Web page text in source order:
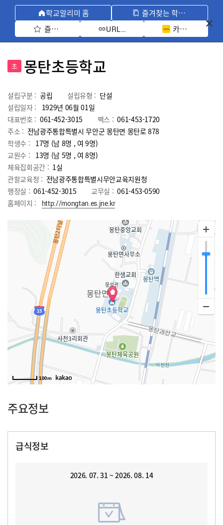
학교알리미 홈
즐겨찾는 학교 모아보기
즐겨찾기 선택
URL 복사 카카오톡 공유
초 몽탄초등학교
설립구분 : 공립 설립유형 : 단설
설립일자 :
1929년 06월 01일
대표번호 : 061-452-3015 팩스 : 061-453-1720
주소 : 전남광주통합특별시 무안군 몽탄면 몽탄로 878
학생수 : 17명 (남 8명 , 여 9명)
교원수 : 13명 (남 5명 , 여8명)
체육집회공간 : 1실
관할교육청 : 전남광주통합특별시무안교육지원청
행정실 : 061-452-3015 교무실 : 061-453-0590
홈페이지 :
http://mongtan.es.jne.kr
100m
주요정보
급식정보
2026. 07. 31 ~ 2026. 08. 14